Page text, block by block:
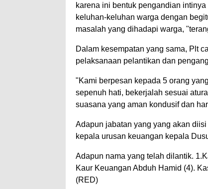
karena ini bentuk pengandian
keluhan-keluhan warga dengan
masalah yang dihadapi warga,
Dalam kesempatan yang sama, Plt
pelaksanaan pelantikan dan
"Kami berpesan kepada 5 orang
sepenuh hati, bekerjalah sesuai
suasana yang aman kondusif dan
Adapun jabatan yang yang akan
kepala urusan keuangan kepala
Adapun nama yang telah dilantik.
Kaur Keuangan Abduh Hamid (4).
(RED)